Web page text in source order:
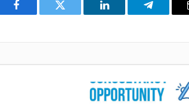
Facebook Twitter LinkedIn Telegram